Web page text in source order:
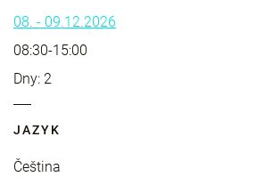
08. - 09.12.2026
08:30-15:00
Dny: 2
JAZYK
Čeština